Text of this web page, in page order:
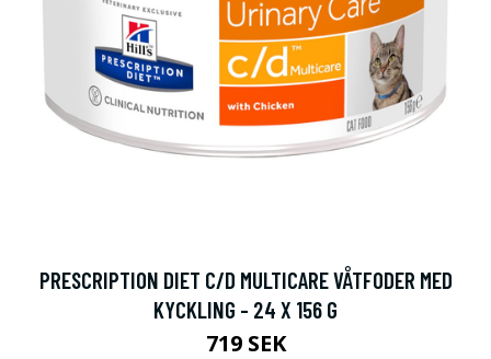
PRESCRIPTION DIET C/D MULTICARE VÅTFODER MED
KYCKLING - 24 X 156 G
719 SEK